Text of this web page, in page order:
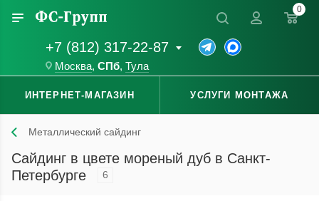
+7 (812) 317-22-87
Москва, СПб, Тула
0
ИНТЕРНЕТ-МАГАЗИН УСЛУГИ МОНТАЖА
Металлический сайдинг
Сайдинг в цвете мореный дуб в Санкт-
Петербурге
6